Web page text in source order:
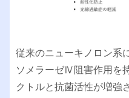
従来のニューキノロン系
ソメラーゼⅣ阻害作用を
クトルと抗菌活性が増強